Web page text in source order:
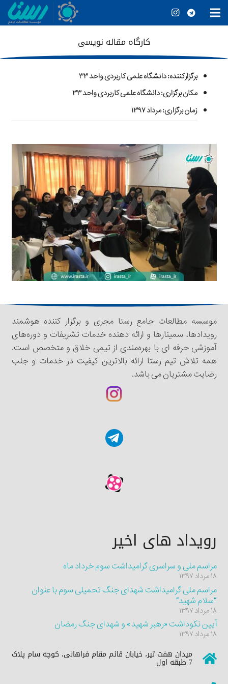
کارگاه مقاله نویسی
برگزارکننده: دانشگاه علمی کاربردی واحد ۳۳
مکان برگزاری: دانشگاه علمی کاربردی واحد ۳۳
زمان برگزاری: مرداد ۱۳۹۷
موسسه مطالعات جامع رستا مجری و برگزار کننده هوشمند
رویدادها، سمینار‌‌ها و ارائه دهنده خدمات تشریفات و دوره‌های
آموزشی حرفه ای با بهره‌مندی از تیمی خلاق و متخصص است.
همه تلاش تیم رستا ارائه بالاترین کیفیت در خدمات و جلب
رضایت مشتریان می باشد.
رویداد های اخیر
مراسم ملی و سراسری گرامیداشت سوم خرداد ماه
۱۸ مرداد ۱۳۹۷
مراسم ملی گرامیداشت شهدای جنگ تحمیلی سوم با عنوان
“سلام شهید”
۱۸ مرداد ۱۳۹۷
آیین نکوداشت «رهبر شهید» و شهدای جنگ رمضان
۱۸ مرداد ۱۳۹۷
میدان هفت تیر، خیابان قائم مقام فراهانی، کوچه سام پلاک
7 طبقه اول